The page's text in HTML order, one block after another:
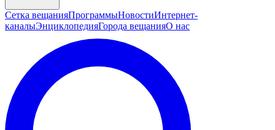
Сетка вещанияПрограммыНовостиИнтернет-
каналыЭнциклопедияГорода вещанияО нас